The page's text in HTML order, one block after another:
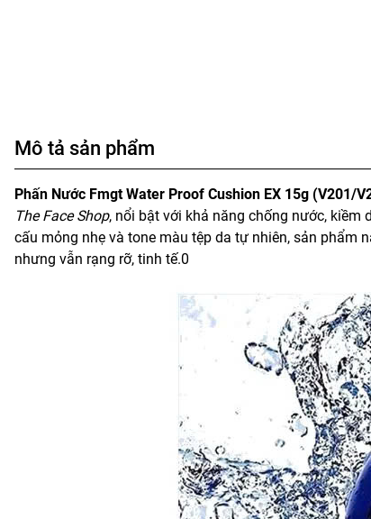
Mô tả sản phẩm
Phấn Nước Fmgt Water Proof Cushion EX 15g (V201/
The Face Shop, nổi bật với khả năng chống nước, kiềm
cấu mỏng nhẹ và tone màu tệp da tự nhiên, sản phẩm
nhưng vẫn rạng rỡ, tinh tế.0